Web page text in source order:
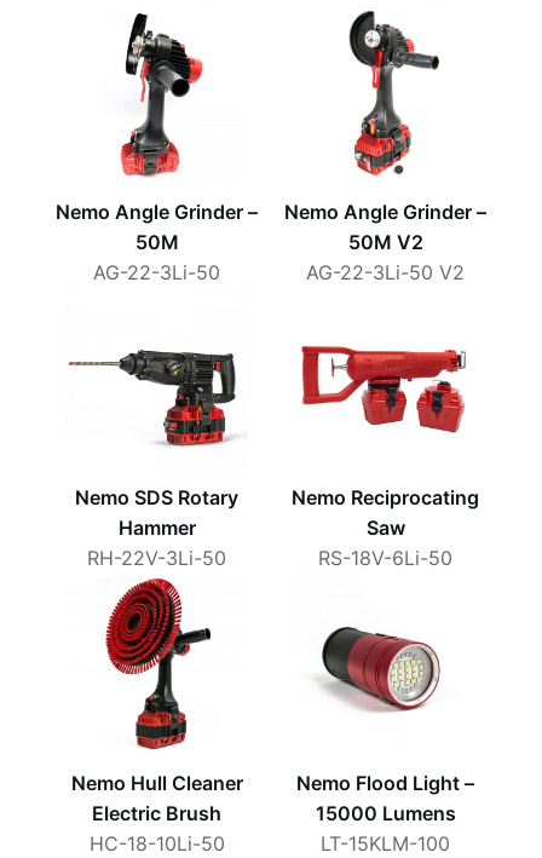
Nemo Angle Grinder –
50M
AG-22-3Li-50
Nemo Angle Grinder –
50M V2
AG-22-3Li-50 V2
Nemo SDS Rotary
Hammer
RH-22V-3Li-50
Nemo Reciprocating
Saw
RS-18V-6Li-50
Nemo Hull Cleaner
Electric Brush
HC-18-10Li-50
Nemo Flood Light –
15000 Lumens
LT-15KLM-100